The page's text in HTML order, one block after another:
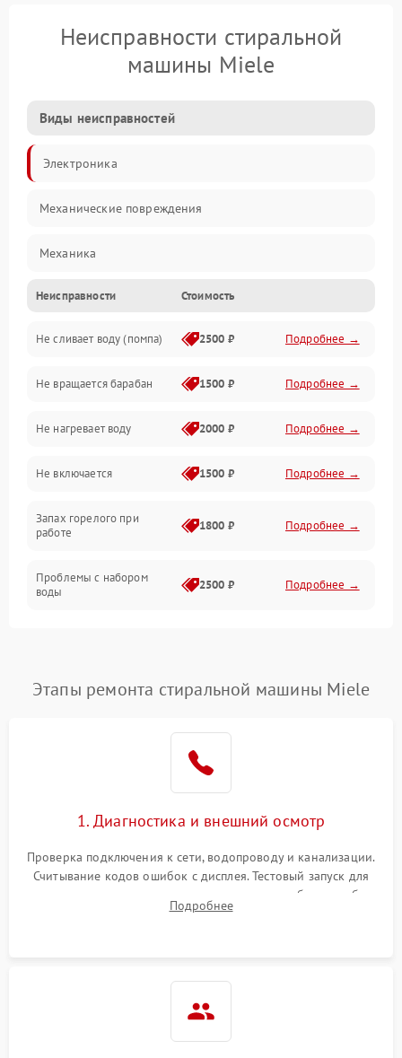
Неисправности стиральной
машины Miele
Виды неисправностей
Электроника
Механические повреждения
Механика
Электропитание
Водоснабжение
Слив
Программное обеспечение
Неисправности Стоимость
Не сливает воду (помпа) 2500 ₽ Подробнее →
Не вращается барабан 1500 ₽ Подробнее →
Не нагревает воду 2000 ₽ Подробнее →
Не включается 1500 ₽ Подробнее →
Запах горелого при
работе
1800 ₽ Подробнее →
Проблемы с набором
воды
2500 ₽ Подробнее →
Замена платы управления Подробнее →
Этапы ремонта стиральной машины Miele
1. Диагностика и внешний осмотр
Проверка подключения к сети, водопроводу и канализации.
Считывание кодов ошибок с дисплея. Тестовый запуск для
выявления посторонних шумов, протечек или сбоев в работе
электронного модуля управления.
Подробнее